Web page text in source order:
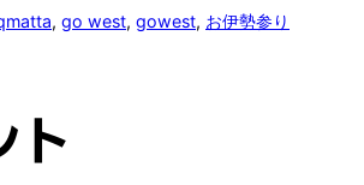
, go west, gowest, お伊勢参り
ト